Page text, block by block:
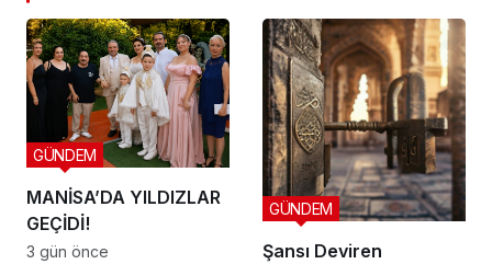
MANİSA’DA YILDIZLAR
GEÇİDİ!
GÜNDEM
3 gün önce
Şansı Deviren
GÜNDEM